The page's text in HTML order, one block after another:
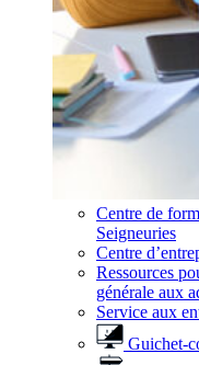
Centre de
Seigneuries
Centre
Ressources
générale aux
Service aux
Guichet-